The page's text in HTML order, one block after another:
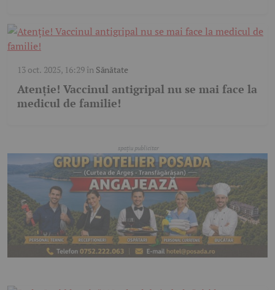
13 oct. 2025, 16:29în Sănătate
Atenție! Vaccinul antigripal nu se mai face la
medicul de familie!